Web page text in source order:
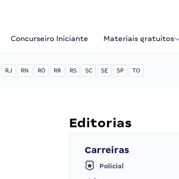
Concurseiro Iniciante Materiais gratuitos
RJ RN RO RR RS SC SE SP TO
Editorias
Carreiras
Policial